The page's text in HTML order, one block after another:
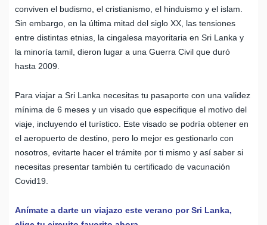
conviven el budismo, el cristianismo, el hinduismo y el islam.
Sin embargo, en la última mitad del siglo XX, las tensiones
entre distintas etnias, la cingalesa mayoritaria en Sri Lanka y
la minoría tamil, dieron lugar a una Guerra Civil que duró
hasta 2009.
Para viajar a Sri Lanka necesitas tu pasaporte con una validez
mínima de 6 meses y un visado que especifique el motivo del
viaje, incluyendo el turístico. Este visado se podría obtener en
el aeropuerto de destino, pero lo mejor es gestionarlo con
nosotros, evitarte hacer el trámite por ti mismo y así saber si
necesitas presentar también tu certificado de vacunación
Covid19.
Anímate a darte un viajazo este verano por Sri Lanka,